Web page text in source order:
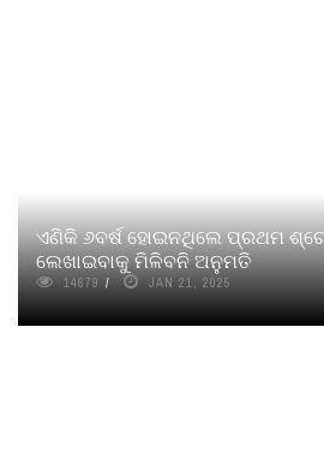
ଏଣିକି ୬ବର୍ଷ ହୋଇନଥିଲେ ପ୍ରଥମ
ଲେଖାଇବାକୁ ମିଳିବନି ଅନୁମତି
14679 JAN 21, 2025